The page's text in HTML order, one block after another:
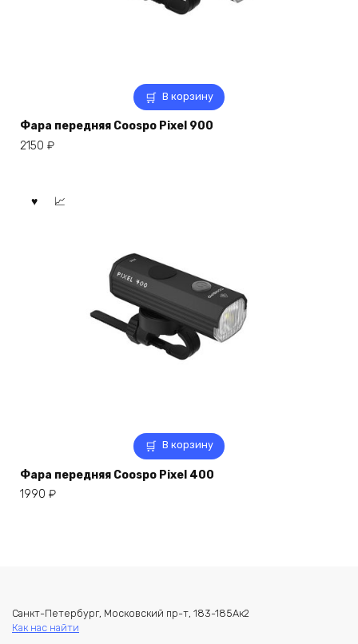
В корзину
Фара передняя Coospo Pixel 900
2150 ₽
В корзину
Фара передняя Coospo Pixel 400
1990 ₽
Санкт-Петербург, Московский пр-т, 183-185Ак2
Как нас найти